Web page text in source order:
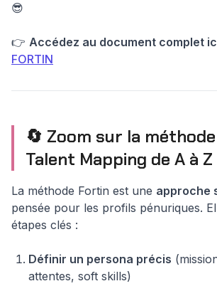
😎
👉 Accédez au document complet
FORTIN
🔄 Zoom sur la
Talent Mapping de A à Z
La méthode Fortin est une approche
pensée pour les profils pénuriques.
étapes clés :
Définir un persona précis
attentes, soft skills)